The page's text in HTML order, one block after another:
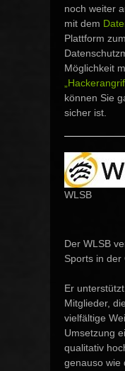
noch weiter
mit dem
Plattform
Möglichkeit
können Sie
sicher ist.
WLSB
Der WLSB
Sports in der
Er
Mitglieder,
vielfältige
Umsetzung
qualitativ
genauso wie